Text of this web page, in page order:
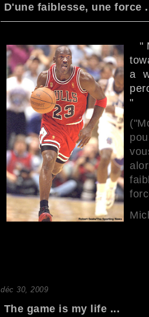
D'une faiblesse, une force
"
a
"
déc 30, 2009
The game is my life ...